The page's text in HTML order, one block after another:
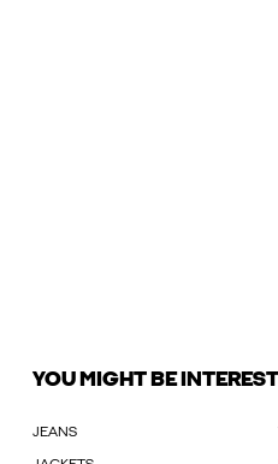
YOU MIGHT BE
JEANS